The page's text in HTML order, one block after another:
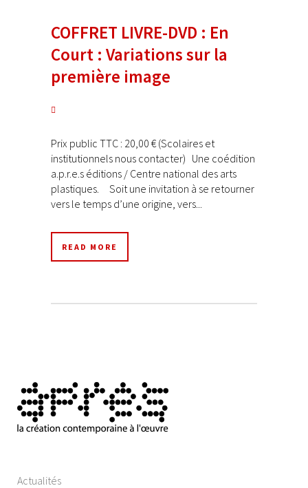
COFFRET LIVRE-DVD : En
Court : Variations sur la
première image
Prix public TTC : 20,00 € (Scolaires et
institutionnels nous contacter) Une coédition
a.p.r.e.s éditions / Centre national des arts
plastiques. Soit une invitation à se retourner
vers le temps d’une origine, vers...
READ MORE
Actualités